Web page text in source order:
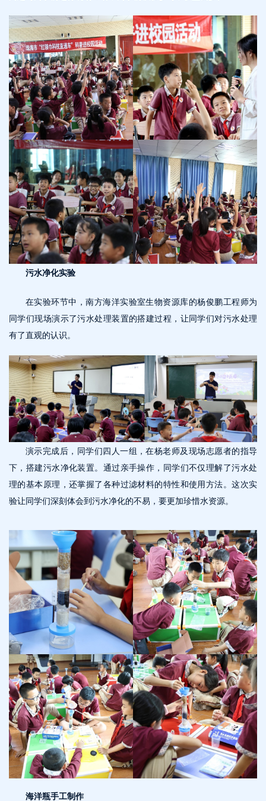
污水净化实验
在实验环节中，南方海洋实验室生物资源库的杨俊鹏工程师为
同学们现场演示了污水处理装置的搭建过程，让同学们对污水处理
有了直观的认识。
演示完成后，同学们四人一组，在杨老师及现场志愿者的指导
下，搭建污水净化装置。通过亲手操作，同学们不仅理解了污水处
理的基本原理，还掌握了各种过滤材料的特性和使用方法。这次实
验让同学们深刻体会到污水净化的不易，要更加珍惜水资源。
海洋瓶手工制作